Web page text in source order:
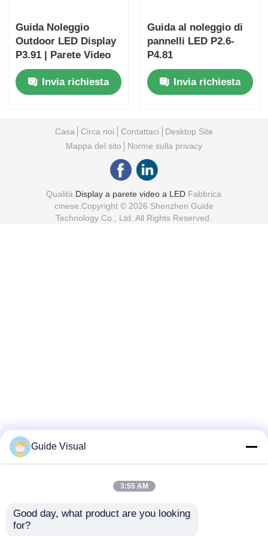
Guida Noleggio
Outdoor LED Display
P3.91 | Parete Video
Impermeabile IP65
Invia richiesta
Guida al noleggio di
pannelli LED P2.6-
P4.81
Invia richiesta
Casa Circa noi Contattaci
Desktop Site
Mappa del sito
Norme sulla privacy
Qualità Display a parete video a LED Fabbrica
cinese.Copyright © 2026 Shenzhen Guide
Technology Co., Ltd. All Rights Reserved.
Guide Visual
3:55 AM
Good day, what product are you looking
for?